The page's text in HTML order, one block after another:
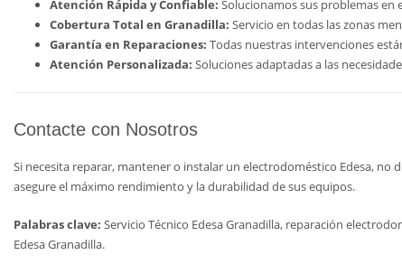
Atención Rápida y Confiable: Solucionamos sus problemas en
Cobertura Total en Granadilla: Servicio en todas las zonas
Garantía en Reparaciones: Todas nuestras intervenciones
Atención Personalizada: Soluciones adaptadas a las
Contacte con Nosotros
Si necesita reparar, mantener o instalar un electrodoméstico Edesa, no
asegure el máximo rendimiento y la durabilidad de sus equipos.
Palabras clave: Servicio Técnico Edesa Granadilla, reparación
Edesa Granadilla.